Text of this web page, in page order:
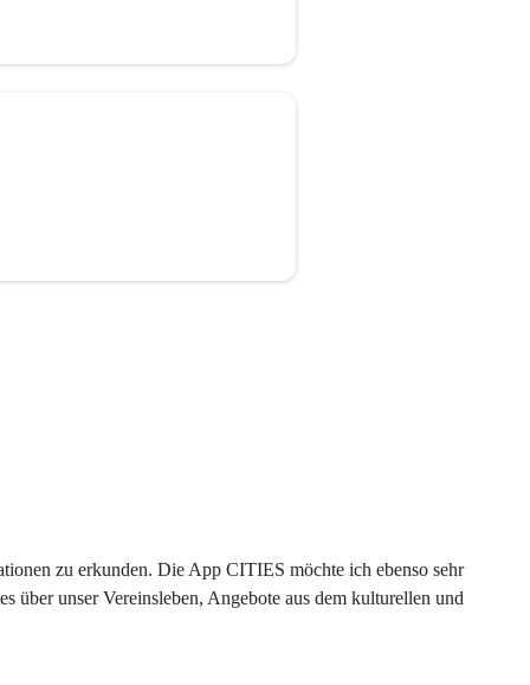
zu erkunden. Die App CITIES möchte ich ebenso sehr
über unser Vereinsleben, Angebote aus dem kulturellen und